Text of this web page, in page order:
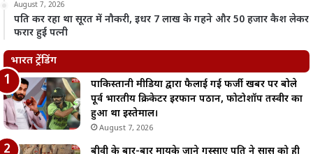
August 7, 2026
पति कर रहा था सूरत में नौकरी, इधर 7 लाख के गहने और 50 हजार कैश लेकर
फरार हुई पत्नी
भारत ट्रेंडिंग
पाकिस्तानी मीडिया द्वारा फैलाई गई फर्जी खबर पर बोले
पूर्व भारतीय क्रिकेटर इरफान पठान, फोटोशॉप तस्वीर का
हुआ था इस्तेमाल।
August 7, 2026